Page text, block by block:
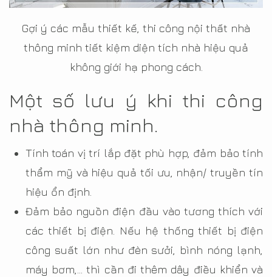
Gợi ý các mẫu thiết kế, thi công nội thất nhà
thông minh tiết kiệm diện tích nhà hiệu quả
không giới hạ phong cách.
Một số lưu ý khi thi công
nhà thông minh.
Tính toán vị trí lắp đặt phù hợp, đảm bảo tính
thẩm mỹ và hiệu quả tối ưu, nhận/ truyền tín
hiệu ổn định.
Đảm bảo nguồn điện đầu vào tương thích với
các thiết bị điện. Nếu hệ thống thiết bị điện
công suất lớn như đèn sưởi, bình nóng lạnh,
máy bơm,… thì cần đi thêm dây điều khiển và